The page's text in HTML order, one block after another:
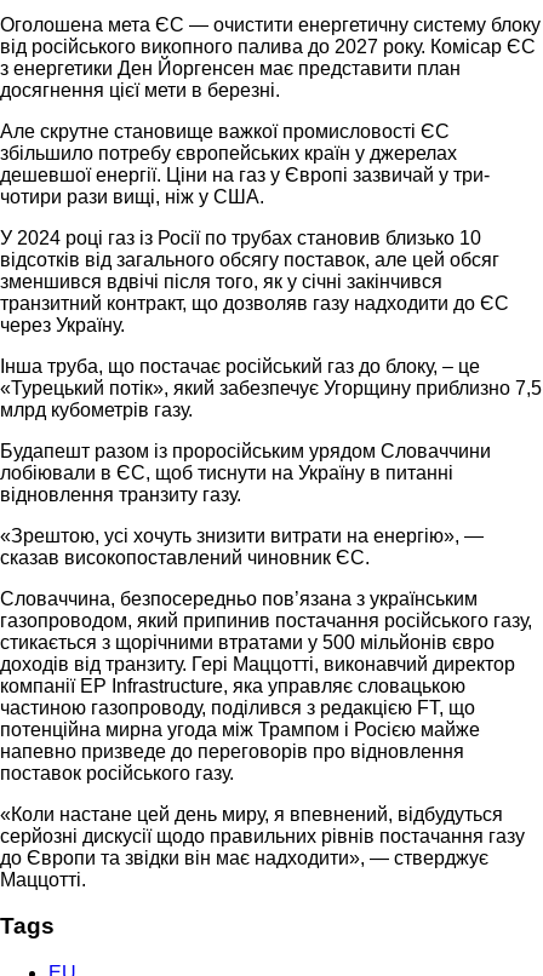
Оголошена мета ЄС — очистити енергетичну систему блоку
від російського викопного палива до 2027 року. Комісар ЄС
з енергетики Ден Йоргенсен має представити план
досягнення цієї мети в березні.
Але скрутне становище важкої промисловості ЄС
збільшило потребу європейських країн у джерелах
дешевшої енергії. Ціни на газ у Європі зазвичай у три-
чотири рази вищі, ніж у США.
У 2024 році газ із Росії по трубах становив близько 10
відсотків від загального обсягу поставок, але цей обсяг
зменшився вдвічі після того, як у січні закінчився
транзитний контракт, що дозволяв газу надходити до ЄС
через Україну.
Інша труба, що постачає російський газ до блоку, – це
«Турецький потік», який забезпечує Угорщину приблизно 7,5
млрд кубометрів газу.
Будапешт разом із проросійським урядом Словаччини
лобіювали в ЄС, щоб тиснути на Україну в питанні
відновлення транзиту газу.
«Зрештою, усі хочуть знизити витрати на енергію», —
сказав високопоставлений чиновник ЄС.
Словаччина, безпосередньо пов’язана з українським
газопроводом, який припинив постачання російського газу,
стикається з щорічними втратами у 500 мільйонів євро
доходів від транзиту. Гері Маццотті, виконавчий директор
компанії EP Infrastructure, яка управляє словацькою
частиною газопроводу, поділився з редакцією FT, що
потенційна мирна угода між Трампом і Росією майже
напевно призведе до переговорів про відновлення
поставок російського газу.
«Коли настане цей день миру, я впевнений, відбудуться
серйозні дискусії щодо правильних рівнів постачання газу
до Європи та звідки він має надходити», — стверджує
Маццотті.
Tags